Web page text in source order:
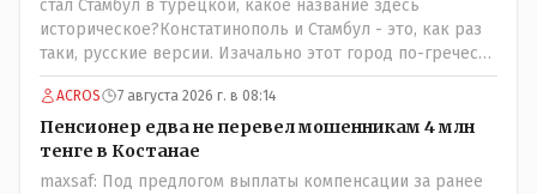
стал Стамбул в турецкой, какое название здесь
историческое?Констатинополь и Стамбул - это, как раз
таки, русские версии. Изачально этот город по-гречески
назывался Бизантиов, а на латыни - Бизантинум. Потом
он стал Константинополисом. Турки до 1930 года
назваали его Константиние. И лишь в 1930 году
переименовали в Истанбул.
ACROS 7 августа 2026 г. в 08:14
Пенсионер едва не перевел мошенникам 4 млн
тенге в Костанае
maxsaf: Под предлогом выплаты компенсации за ранее